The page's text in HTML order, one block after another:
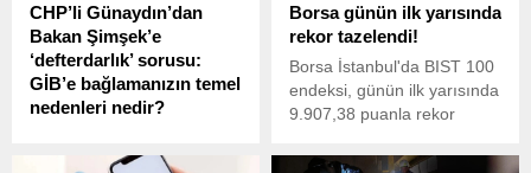
harcamaları 10.565 TL’ye
yükseldi.
CHP’li Günaydın’dan
Bakan Şimşek’e
‘defterdarlık’ sorusu:
GİB’e bağlamanızın temel
nedenleri nedir?
Gökhan Günaydın, Hazine
Borsa günün ilk yarısında
rekor tazelendi!
Borsa İstanbul'da BIST 100
endeksi, günün ilk yarısında
9.907,38 puanla rekor